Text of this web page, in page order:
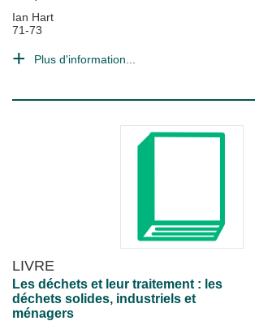
Ian Hart
71-73
Plus d'information...
LIVRE
Les déchets et leur traitement : les
déchets solides, industriels et
ménagers